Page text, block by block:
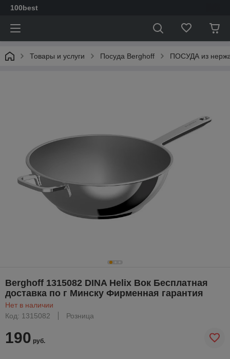
100best
Товары и услуги Посуда Berghoff ПОСУДА из
Berghoff 1315082 DINA Helix Вок Бесплатная
доставка по г Минску Фирменная гарантия
Нет в наличии
Код: 1315082
Розница
190 руб.